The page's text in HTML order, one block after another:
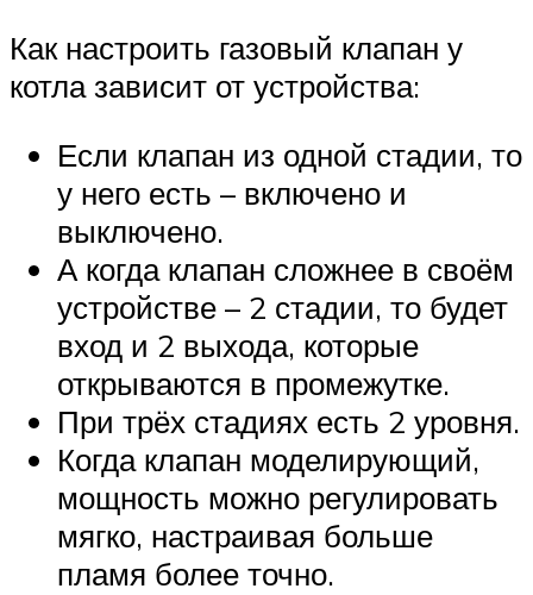
Как настроить газовый клапан у
котла зависит от устройства:
Если клапан из одной стадии, то
у него есть – включено и
выключено.
А когда клапан сложнее в своём
устройстве – 2 стадии, то будет
вход и 2 выхода, которые
открываются в промежутке.
При трёх стадиях есть 2 уровня.
Когда клапан моделирующий,
мощность можно регулировать
мягко, настраивая больше
пламя более точно.